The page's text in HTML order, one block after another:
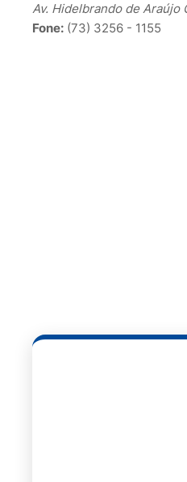
Av. Hidelbrando de Araújo
Fone: (73) 3256 - 1155